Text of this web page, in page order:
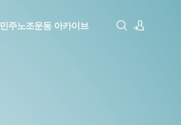
민주노조운동 아카이브